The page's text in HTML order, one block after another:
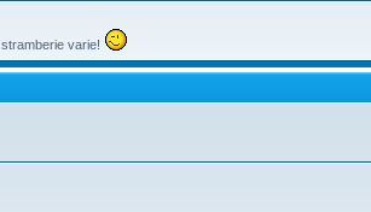
varie!